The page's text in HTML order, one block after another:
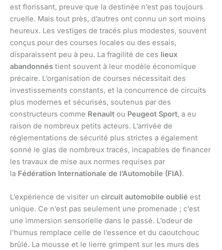
est florissant, preuve que la destinée n’est pas toujours
cruelle. Mais tout près, d’autres ont connu un sort moins
heureux. Les vestiges de tracés plus modestes, souvent
conçus pour des courses locales ou des essais,
disparaissent peu à peu. La fragilité de ces lieux
abandonnés tient souvent à leur modèle économique
précaire. L’organisation de courses nécessitait des
investissements constants, et la concurrence de circuits
plus modernes et sécurisés, soutenus par des
constructeurs comme Renault ou Peugeot Sport, a eu
raison de nombreux petits acteurs. L’arrivée de
réglementations de sécurité plus strictes a également
sonné le glas de nombreux tracés, incapables de financer
les travaux de mise aux normes requises par
la Fédération Internationale de l’Automobile (FIA).
L’expérience de visiter un circuit automobile oublié est
unique. Ce n’est pas seulement une promenade ; c’est
une immersion sensorielle dans le passé. L’odeur de
l’humus remplace celle de l’essence et du caoutchouc
brûlé. La mousse et le lierre grimpent sur les murs des